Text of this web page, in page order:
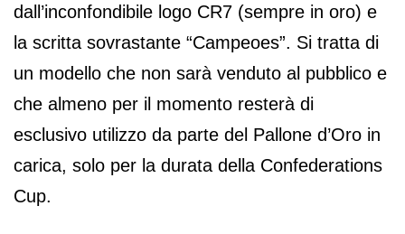
dall’inconfondibile logo CR7 (sempre in oro) e
la scritta sovrastante “Campeoes”. Si tratta di
un modello che non sarà venduto al pubblico e
che almeno per il momento resterà di
esclusivo utilizzo da parte del Pallone d’Oro in
carica, solo per la durata della Confederations
Cup.